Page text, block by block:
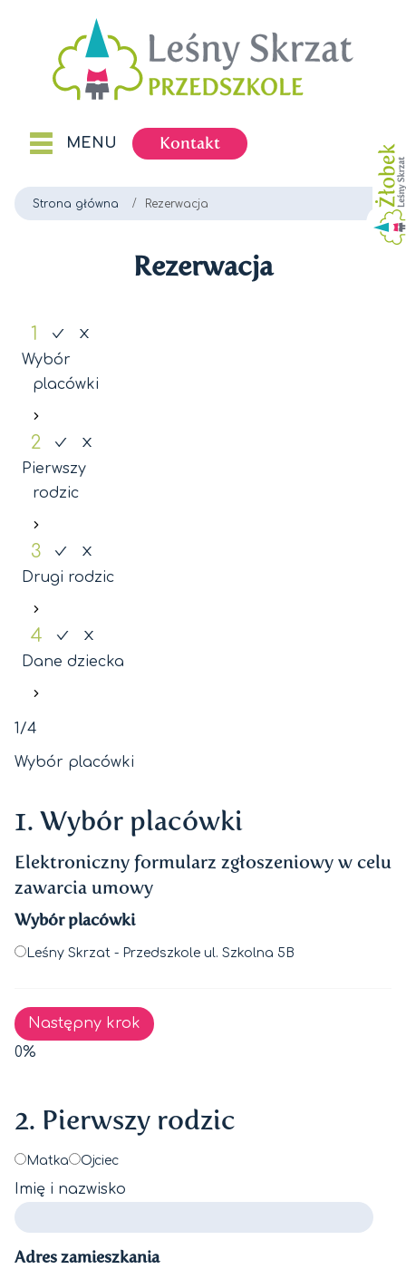
MENU Kontakt
Strona główna Rezerwacja
Rezerwacja
1
Wybór
placówki
2
Pierwszy
rodzic
3
Drugi rodzic
4
Dane dziecka
1/4
Wybór placówki
1. Wybór placówki
Elektroniczny formularz zgłoszeniowy w celu
zawarcia umowy
Wybór placówki
Leśny Skrzat - Przedszkole ul. Szkolna 5B
Następny krok
0%
2. Pierwszy rodzic
Matka Ojciec
Imię i nazwisko
Adres zamieszkania